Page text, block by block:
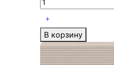
В корзину